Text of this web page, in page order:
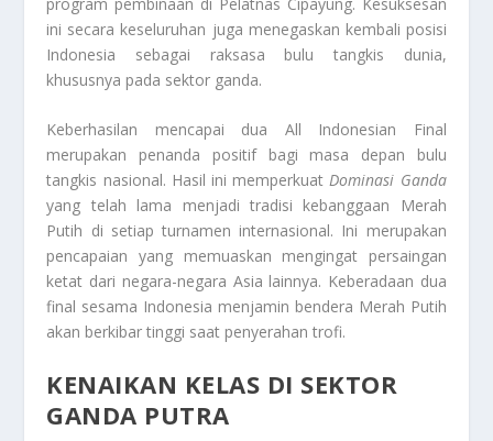
ini secara keseluruhan juga menegaskan kembali posisi
Indonesia sebagai raksasa bulu tangkis dunia,
khususnya pada sektor ganda.
Keberhasilan mencapai dua All Indonesian Final
merupakan penanda positif bagi masa depan bulu
tangkis nasional. Hasil ini memperkuatDominasi Ganda
yang telah lama menjadi tradisi kebanggaan Merah
Putih di setiap turnamen internasional. Ini merupakan
pencapaian yang memuaskan mengingat persaingan
ketat dari negara-negara Asia lainnya. Keberadaan dua
final sesama Indonesia menjamin bendera Merah Putih
akan berkibar tinggi saat penyerahan trofi.
KENAIKAN KELAS DI SEKTOR
GANDA PUTRA